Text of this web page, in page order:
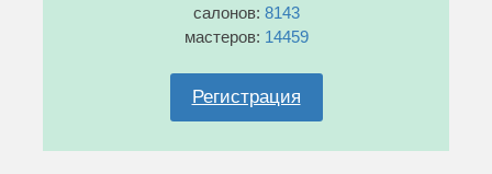
салонов: 8143
мастеров: 14459
Регистрация